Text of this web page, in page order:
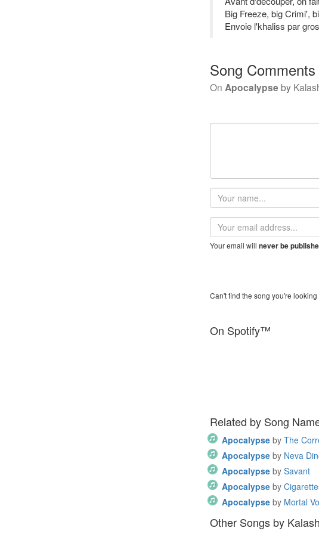
Big Freeze, big Crimi',
Envoie l'khaliss par
Song Comments
On Apocalypse by
Your
name
Email
address
Your email will never be
Can't find the song you're looking
On Spotify™
Related by Song
Apocalypse by The
Apocalypse by Neva
Apocalypse by Savant
Apocalypse by
Apocalypse by Mortal
Other Songs by